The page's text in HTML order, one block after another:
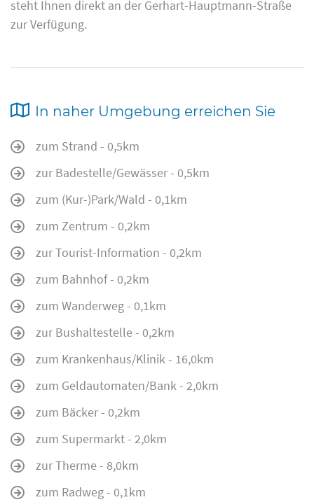
steht Ihnen direkt an der Gerhart-Hauptmann-Straße
zur Verfügung.
In naher Umgebung erreichen Sie
zum Strand - 0,5km
zur Badestelle/Gewässer - 0,5km
zum (Kur-)Park/Wald - 0,1km
zum Zentrum - 0,2km
zur Tourist-Information - 0,2km
zum Bahnhof - 0,2km
zum Wanderweg - 0,1km
zur Bushaltestelle - 0,2km
zum Krankenhaus/Klinik - 16,0km
zum Geldautomaten/Bank - 2,0km
zum Bäcker - 0,2km
zum Supermarkt - 2,0km
zur Therme - 8,0km
zum Radweg - 0,1km